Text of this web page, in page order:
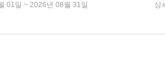
01일 ~ 2026년 08월 31일 상